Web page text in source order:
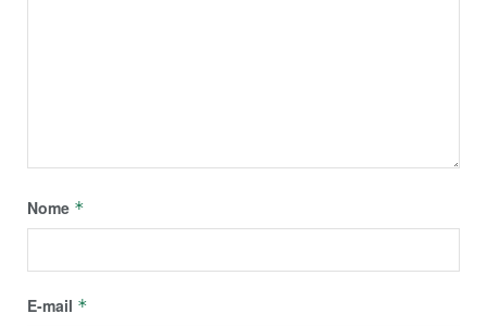
Nome *
E-mail *